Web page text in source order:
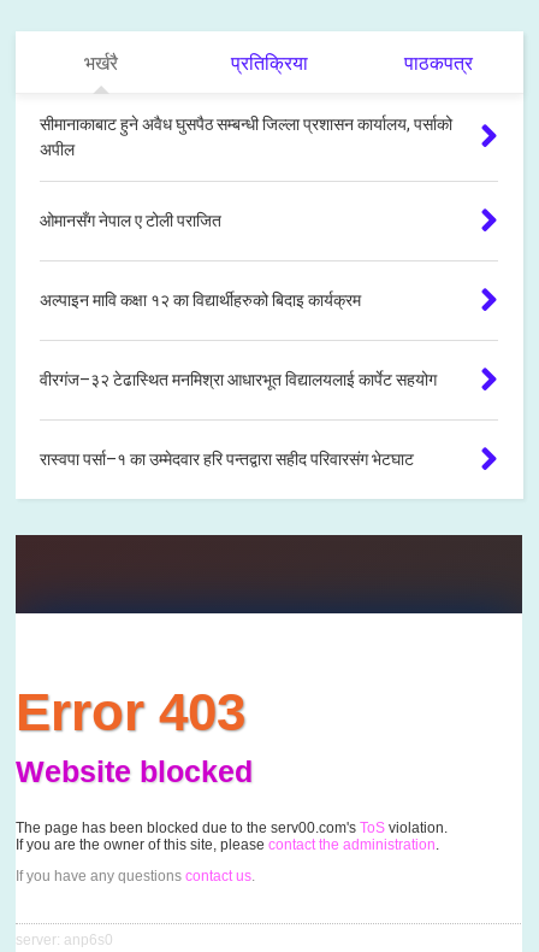
भर्खरै प्रतिक्रिया पाठकपत्र
सीमानाकाबाट हुने अवैध घुसपैठ सम्बन्धी जिल्ला प्रशासन कार्यालय, पर्साको
अपील
ओमानसँग नेपाल ए टोली पराजित
अल्पाइन मावि कक्षा १२ का विद्यार्थीहरुको बिदाइ कार्यक्रम
वीरगंज–३२ टेढास्थित मनमिश्रा आधारभूत विद्यालयलाई कार्पेट सहयोग
रास्वपा पर्सा–१ का उम्मेदवार हरि पन्तद्वारा सहीद परिवारसंग भेटघाट